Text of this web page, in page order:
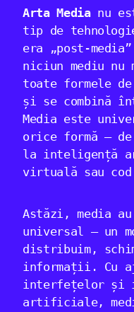
Arta Medianu
tip de
era „post-
niciun mediu nu
toate formele
și se combină
Media este
orice formă –
la inteligență
virtuală sau
Astăzi, media
universal – un
distribuim,
informații. Cu
interfețelor și
artificiale,